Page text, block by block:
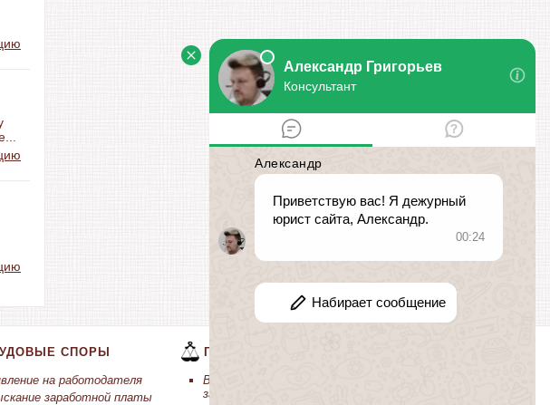
СПОРЫ
на работодателя
заработной платы
ГРАЖДАНСКИЕ СПОРЫ
Возражение на исковое
заявление о возмещении